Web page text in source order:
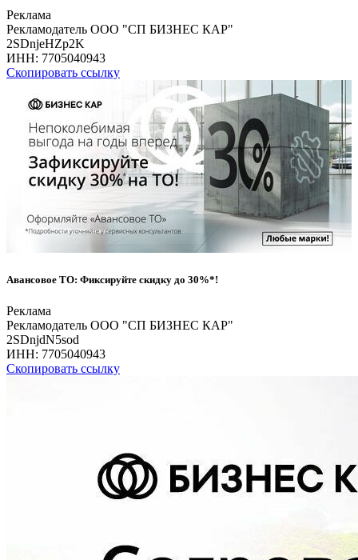
Реклама
Рекламодатель ООО "СП БИЗНЕС КАР"
2SDnjeHZp2K
ИНН: 7705040943
Скопировать ссылку
Авансовое ТО: Фиксируйте скидку до 30%*!
Реклама
Рекламодатель ООО "СП БИЗНЕС КАР"
2SDnjdN5sod
ИНН: 7705040943
Скопировать ссылку